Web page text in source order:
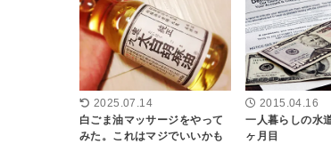
2025.07.14
白ごま油マッサージをやって
みた。これはマジでいいかも
2015.04.16
一人暮らしの水
ヶ月目